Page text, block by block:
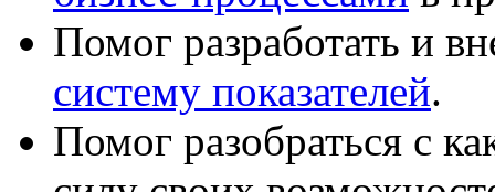
Помог разработать и
систему показателей.
Помог разобраться с